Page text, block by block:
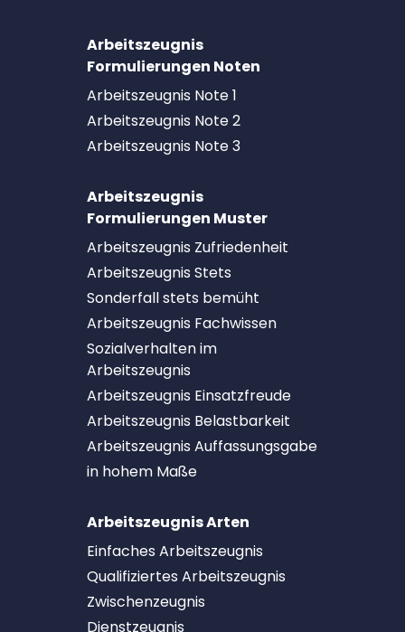
Arbeitszeugnis
Formulierungen Noten
Arbeitszeugnis Note 1
Arbeitszeugnis Note 2
Arbeitszeugnis Note 3
Arbeitszeugnis
Formulierungen Muster
Arbeitszeugnis Zufriedenheit
Arbeitszeugnis Stets
Sonderfall stets bemüht
Arbeitszeugnis Fachwissen
Sozialverhalten im
Arbeitszeugnis
Arbeitszeugnis Einsatzfreude
Arbeitszeugnis Belastbarkeit
Arbeitszeugnis Auffassungsgabe
in hohem Maße
Arbeitszeugnis Arten
Einfaches Arbeitszeugnis
Qualifiziertes Arbeitszeugnis
Zwischenzeugnis
Dienstzeugnis